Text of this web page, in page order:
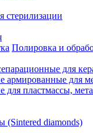
стерилизации
Полировка и
для
армированные для
для пластмассы,
(Sintered diamonds)